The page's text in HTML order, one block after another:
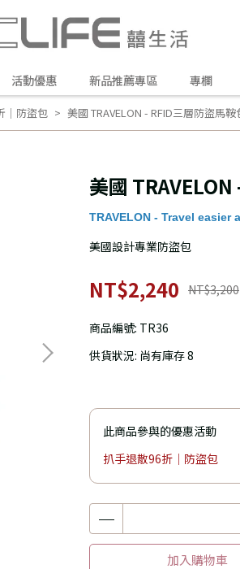
活動優惠 新品推薦專區 專欄
｜防盜包 美國 TRAVELON - RFID三層防盜馬鞍
美國
TRAVELON - Travel easier
美國設計專業防盜包
NT$2,240 NT$3,200
商品編號: TR36
供貨狀況: 尚有庫存 8
此商品參與的優惠活動
扒手退散96折｜防盜包
加入購物車